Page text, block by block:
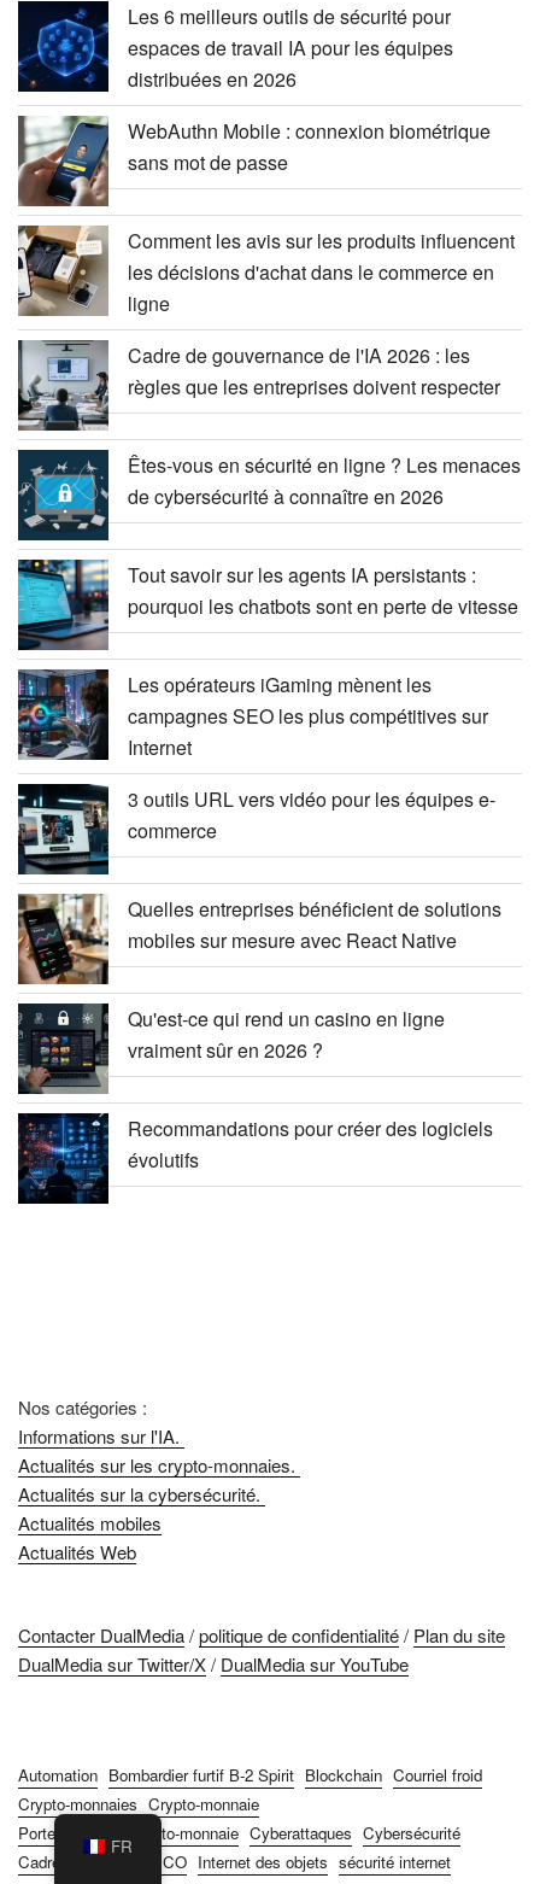
Les 6 meilleurs outils de sécurité pour
espaces de travail IA pour les équipes
distribuées en 2026
WebAuthn Mobile : connexion biométrique
sans mot de passe
Comment les avis sur les produits influencent
les décisions d'achat dans le commerce en
ligne
Cadre de gouvernance de l'IA 2026 : les
règles que les entreprises doivent respecter
Êtes-vous en sécurité en ligne ? Les menaces
de cybersécurité à connaître en 2026
Tout savoir sur les agents IA persistants :
pourquoi les chatbots sont en perte de vitesse
Les opérateurs iGaming mènent les
campagnes SEO les plus compétitives sur
Internet
3 outils URL vers vidéo pour les équipes e-
commerce
Quelles entreprises bénéficient de solutions
mobiles sur mesure avec React Native
Qu'est-ce qui rend un casino en ligne
vraiment sûr en 2026 ?
Recommandations pour créer des logiciels
évolutifs
Nos catégories :
Informations sur l'IA.
Actualités sur les crypto-monnaies.
Actualités sur la cybersécurité.
Actualités mobiles
Actualités Web
Contacter DualMedia/politique de confidentialité/ Plan du site
DualMedia sur Twitter/X/ DualMedia sur YouTube
Automation Bombardier furtif B-2 Spirit Blockchain Courriel froid
Crypto-monnaies Crypto-monnaie
Portefeuilles de crypto-monnaie Cyberattaques Cybersécurité
Cadre
ICO Internet des objets sécurité internet
FR